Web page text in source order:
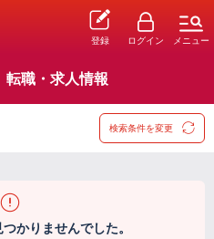
登録 ログイン メニュー
転職・求人情報
検索条件を変更
かりませんでした。